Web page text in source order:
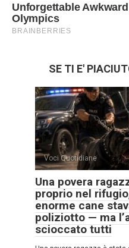
SE TI E'
Voci Quotidiane
Una povera
proprio nel
enorme cane
poliziotto — ma
scioccato tutti